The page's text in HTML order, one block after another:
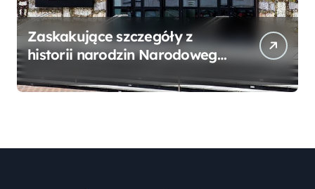
Zaskakujące szczegóły z
historii narodzin Narodowego
mogłeś nie wiedzieć